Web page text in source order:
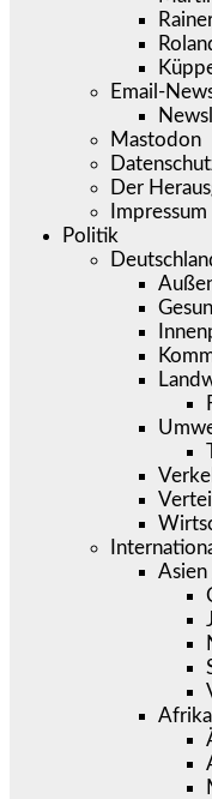
Email-
Mastodon
Der
Impressum
Politik
Afrika